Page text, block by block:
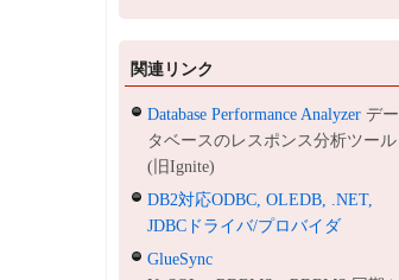
関連リンク
Database Performance Analyzer デー
タベースのレスポンス分析ツール
(旧Ignite)
DB2対応ODBC, OLEDB, .NET,
JDBCドライバ/プロバイダ
GlueSync